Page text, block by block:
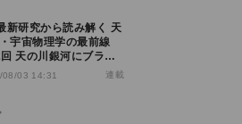
宇宙物理学の最前線
天の川銀河にブラッ
ル1億7000万個？ - 大
08/03 14:31 連載